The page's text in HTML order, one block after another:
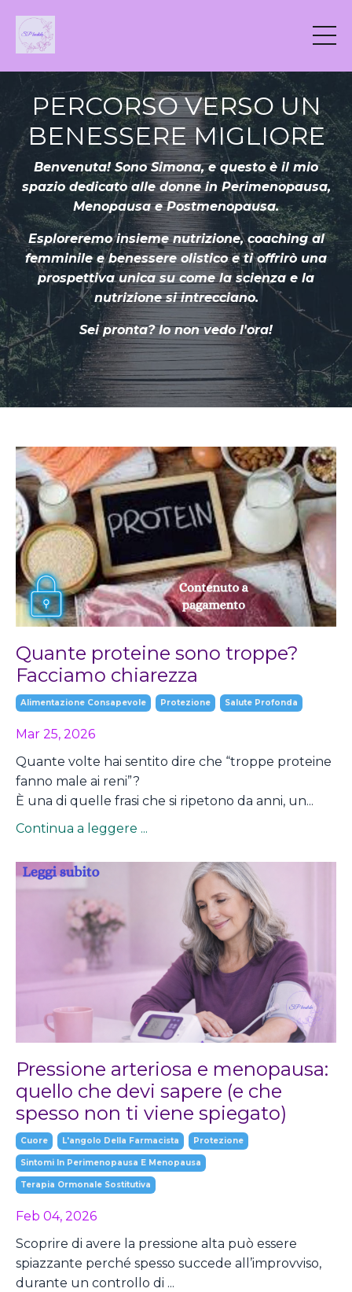
PERCORSO VERSO UN
BENESSERE MIGLIORE
Benvenuta! Sono Simona, e questo è il mio
spazio dedicato alle donne in Perimenopausa,
Menopausa e Postmenopausa.
Esploreremo insieme nutrizione, coaching al
femminile e benessere olistico e ti offrirò una
prospettiva unica su come la scienza e la
nutrizione si intrecciano.
Sei pronta? Io non vedo l'ora!
Quante proteine sono troppe?
Facciamo chiarezza
Alimentazione Consapevole Protezione Salute Profonda
Mar 25, 2026
Quante volte hai sentito dire che “troppe proteine
fanno male ai reni”?
È una di quelle frasi che si ripetono da anni, un...
Continua a leggere ...
Pressione arteriosa e menopausa:
quello che devi sapere (e che
spesso non ti viene spiegato)
Cuore L'angolo Della Farmacista Protezione
Sintomi In Perimenopausa E Menopausa
Terapia Ormonale Sostitutiva
Feb 04, 2026
Scoprire di avere la pressione alta può essere
spiazzante perché spesso succede all’improvviso,
durante un controllo di ...